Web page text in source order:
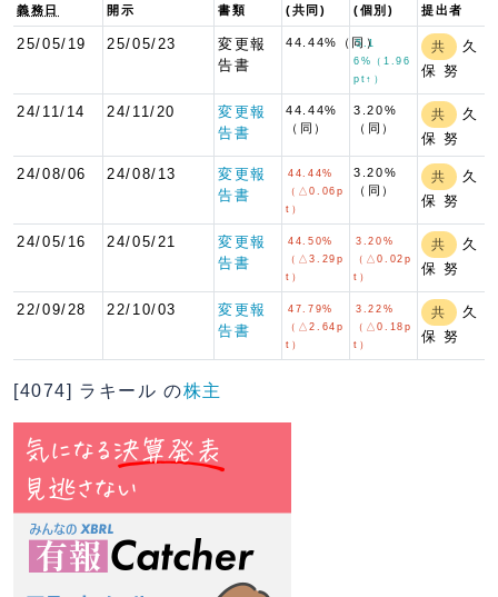
義務日 開示 書類 (共同) (個別) 提出者
25/05/19 25/05/23
変更報
告書
44.44%（同）
5.1
6%（1.96
pt↑）
共
久
保 努
24/11/14 24/11/20
変更報
告書
44.44%
（同）
3.20%
（同）
共
久
保 努
24/08/06 24/08/13
変更報
告書
44.44%
（△0.06p
t）
3.20%
（同）
共
久
保 努
24/05/16 24/05/21
変更報
告書
44.50%
（△3.29p
t）
3.20%
（△0.02p
t）
共
久
保 努
22/09/28 22/10/03
変更報
告書
47.79%
（△2.64p
t）
3.22%
（△0.18p
t）
共
久
保 努
[4074] ラキール の株主